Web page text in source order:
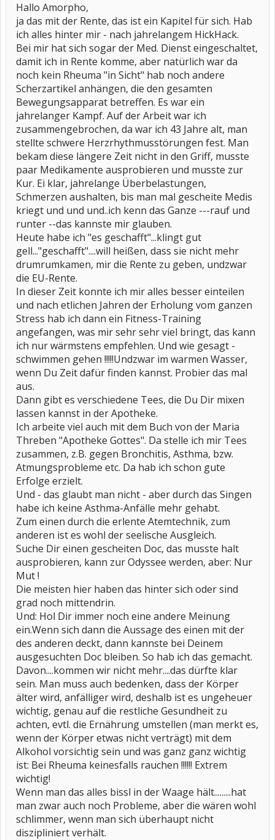
Hallo Amorpho,
ja das mit der Rente, das ist ein Kapitel für sich. Hab
ich alles hinter mir - nach jahrelangem HickHack.
Bei mir hat sich sogar der Med. Dienst eingeschaltet,
damit ich in Rente komme, aber natürlich war da
noch kein Rheuma "in Sicht" hab noch andere
Scherzartikel anhängen, die den gesamten
Bewegungsapparat betreffen. Es war ein
jahrelanger Kampf. Auf der Arbeit war ich
zusammengebrochen, da war ich 43 Jahre alt, man
stellte schwere Herzrhythmusstörungen fest. Man
bekam diese längere Zeit nicht in den Griff, musste
paar Medikamente ausprobieren und musste zur
Kur. Ei klar, jahrelange Überbelastungen,
Schmerzen aushalten, bis man mal gescheite Medis
kriegt und und und..ich kenn das Ganze ---rauf und
runter --das kannste mir glauben.
Heute habe ich "es geschafft"...klingt gut
gell..."geschafft"....will heißen, dass sie nicht mehr
drumrumkamen, mir die Rente zu geben, undzwar
die EU-Rente.
In dieser Zeit konnte ich mir alles besser einteilen
und nach etlichen Jahren der Erholung vom ganzen
Stress hab ich dann ein Fitness-Training
angefangen, was mir sehr sehr viel bringt, das kann
ich nur wärmstens empfehlen. Und wie gesagt -
schwimmen gehen !!!!!Undzwar im warmen Wasser,
wenn Du Zeit dafür finden kannst. Probier das mal
aus.
Dann gibt es verschiedene Tees, die Du Dir mixen
lassen kannst in der Apotheke.
Ich arbeite viel auch mit dem Buch von der Maria
Threben "Apotheke Gottes". Da stelle ich mir Tees
zusammen, z.B. gegen Bronchitis, Asthma, bzw.
Atmungsprobleme etc. Da hab ich schon gute
Erfolge erzielt.
Und - das glaubt man nicht - aber durch das Singen
habe ich keine Asthma-Anfälle mehr gehabt.
Zum einen durch die erlente Atemtechnik, zum
anderen ist es wohl der seelische Ausgleich.
Suche Dir einen gescheiten Doc, das musste halt
ausprobieren, kann zur Odyssee werden, aber: Nur
Mut !
Die meisten hier haben das hinter sich oder sind
grad noch mittendrin.
Und: Hol Dir immer noch eine andere Meinung
ein.Wenn sich dann die Aussage des einen mit der
des anderen deckt, dann kannste bei Deinem
ausgesuchten Doc bleiben. So hab ich das gemacht.
Davon....kommen wir nicht mehr....das dürfte klar
sein. Man muss auch bedenken, dass der Körper
älter wird, anfälliger wird, deshalb ist es ungeheuer
wichtig, genau auf die restliche Gesundheit zu
achten, evtl. die Ernährung umstellen (man merkt es,
wenn der Körper etwas nicht verträgt) mit dem
Alkohol vorsichtig sein und was ganz ganz wichtig
ist: Bei Rheuma keinesfalls rauchen !!!!!! Extrem
wichtig!
Wenn man das alles bissl in der Waage hält.........hat
man zwar auch noch Probleme, aber die wären wohl
schlimmer, wenn man sich überhaupt nicht
diszipliniert verhält.